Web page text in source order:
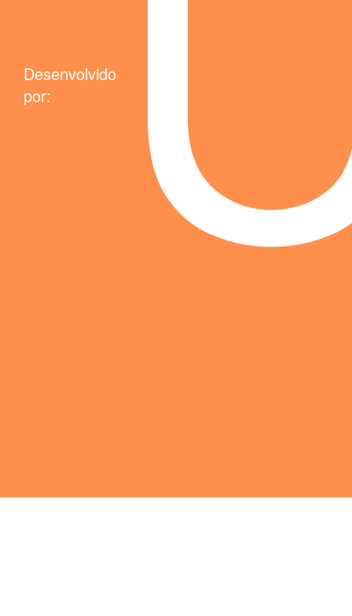
Desenvolvido
por: